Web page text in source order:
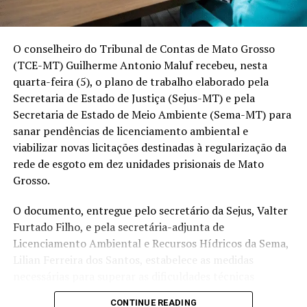
O cenário do agronegócio em Boa Esperança do Norte
PRODUÇÃO
POSIÇÃO NO RANKING DE MT
🌽Milho
🌱Soja
17ª
☁️Algodão
15ª
Fonte: Imea
Mas a transformação da cidade não foi impulsionada
apenas pelo aumento da produção agrícola. Ela também
foi resultado de uma
forma de produzir que buscou
conservar o solo desde os primeiros anos de
ocupaçãoda região.
maioria dos produtores de Boa Esperança, conforme
O conselheiro do Tribunal de Contas de Mato Grosso
(TCE-MT) Guilherme Antonio Maluf recebeu, nesta
quarta-feira (5), o plano de trabalho elaborado pela
Secretaria de Estado de Justiça (Sejus-MT) e pela
Secretaria de Estado de Meio Ambiente (Sema-MT) para
sanar pendências de licenciamento ambiental e
viabilizar novas licitações destinadas à regularização da
rede de esgoto em dez unidades prisionais de Mato
Grosso.
O documento, entregue pelo secretário da Sejus, Valter
Furtado Filho, e pela secretária-adjunta de
Licenciamento Ambiental e Recursos Hídricos da Sema,
Lilian Ferreira dos Santos, estabelece as medidas
identificadas no certame suspenso pelo Tribunal de
CONTINUE READING